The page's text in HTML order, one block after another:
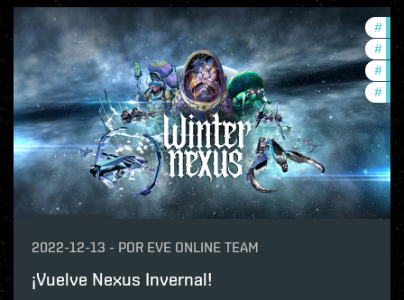
#
#
#
#
2022-12-13 - POR EVE ONLINE TEAM
¡Vuelve Nexus Invernal!